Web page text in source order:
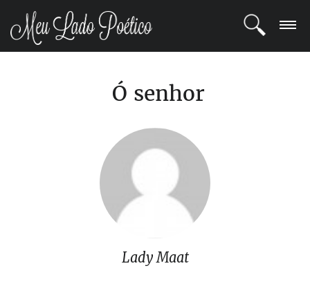
Ó senhor
Lady Maat